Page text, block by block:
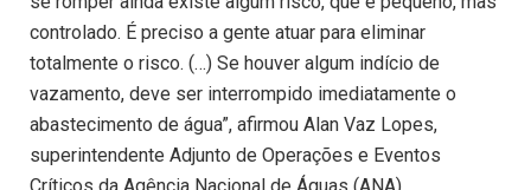
controlado. É preciso a gente atuar para eliminar
totalmente o risco. (…) Se houver algum indício de
vazamento, deve ser interrompido imediatamente o
abastecimento de água”, afirmou Alan Vaz Lopes,
superintendente Adjunto de Operações e Eventos